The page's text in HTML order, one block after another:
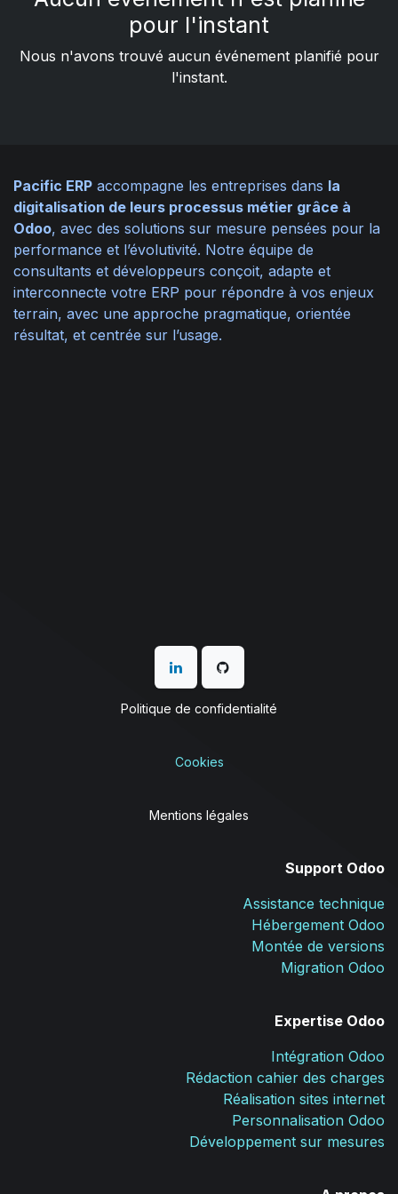
pour l'instant
Nous n'avons trouvé aucun événement planifié pour
l'instant.
Pacific ERP accompagne les entreprises dans la
digitalisation de leurs processus métier grâce à
Odoo, avec des solutions sur mesure pensées pour la
performance et l’évolutivité. Notre équipe de
consultants et développeurs conçoit, adapte et
interconnecte votre ERP pour répondre à vos enjeux
terrain, avec une approche pragmatique, orientée
résultat, et centrée sur l’usage.
Politique de confidentialité
Cookies
Mentions légales
Support Odoo
Assistance technique
Hébergement Odoo
Montée de versions
Migration Odoo
Expertise Odoo
Intégration Odoo
Rédaction cahier des charges
Réalisation sites internet
Personnalisation Odoo
Développement sur mesures